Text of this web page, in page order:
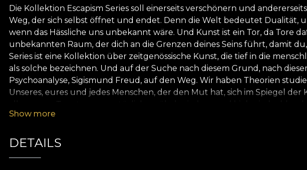
Die Kollektion Escapism Series soll einerseits verschönern und
Weg, der sich selbst öffnet und endet. Denn die Welt bedeutet Dualität,
wenn das Hässliche uns unbekannt wäre. Und Kunst ist ein Tor, da Tore
unbekannten Raum, der dich an die Grenzen deines Seins führt, damit
Series ist eine Kollektion über zeitgenössische Kunst, die tief in die
als solche bezeichnen. Und auf der Suche nach diesem Grund, nach
Psychoanalyse, Sigismund Freud, auf den Weg. Wir haben Theorien
Unseres, eures und jedes Menschen, der den Mut hat, sich im Spiegel
Tapete den eigenen Klebstoff zu verwenden. So können Sie einen
Show more
DETAILS